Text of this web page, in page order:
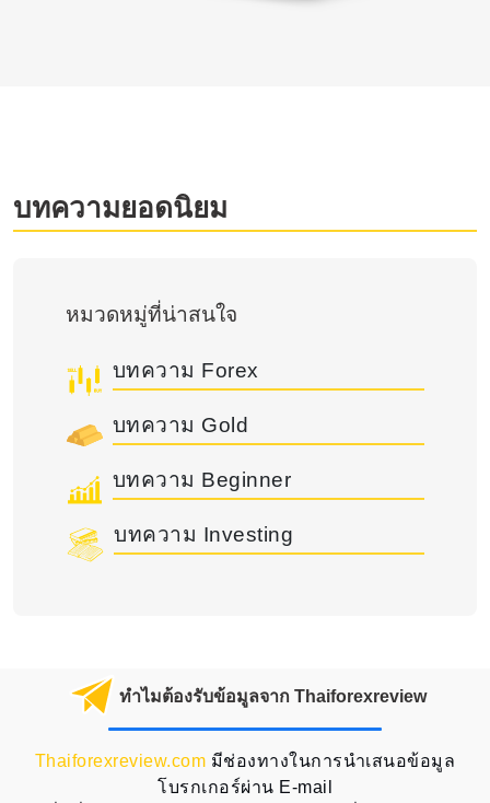
บทความยอดนิยม
หมวดหมู่ที่น่าสนใจ
บทความ Forex
บทความ Gold
บทความ Beginner
บทความ Investing
ทำไมต้องรับข้อมูลจาก Thaiforexreview
Thaiforexreview.com มีช่องทางในการนำเสนอข้อมูล
โบรกเกอร์ผ่าน E-mail